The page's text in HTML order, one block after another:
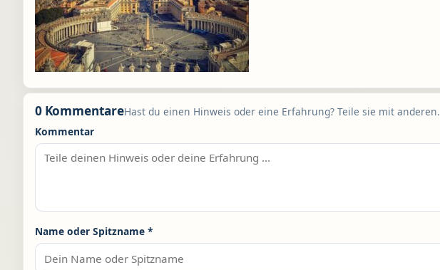
0 KommentareHast du einen Hinweis oder eine Erfahrung? Teile sie mit anderen.
Kommentar
Name oder Spitzname *